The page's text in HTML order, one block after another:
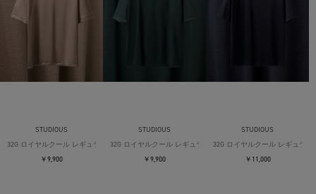
STUDIOUS
32G ロイヤルクール レギュラーTシャツ
￥9,900
STUDIOUS
32G ロイヤルクール レギュラーTシャツ
￥9,900
STUDIOUS
32G ロイヤルクール レギュラー
￥11,000